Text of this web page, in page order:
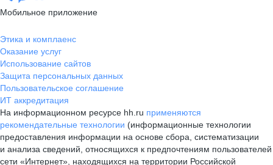
Мобильное приложение
Этика и комплаенс
Оказание услуг
Использование сайтов
Защита персональных данных
Пользовательское соглашение
ИТ аккредитация
На информационном ресурсе hh.ru применяются
рекомендательные технологии (информационные технологии
предоставления информации на основе сбора, систематизации
и анализа сведений, относящихся к предпочтениям пользователей
сети «Интернет», находящихся на территории Российской